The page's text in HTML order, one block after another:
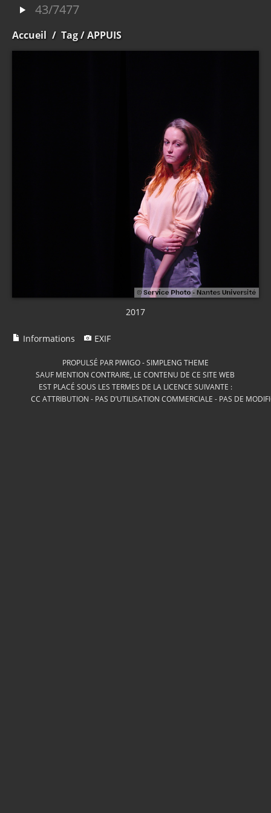
43/7477
Accueil / Tag/ APPUIS
2017
Informations EXIF
PROPULSÉ PAR PIWIGO-SIMPLENG THEME
SAUF MENTION CONTRAIRE, LE CONTENU DE CE SITE WEB
EST PLACÉ SOUS LES TERMES DE LA LICENCE SUIVANTE :
CC ATTRIBUTION - PAS D’UTILISATION COMMERCIALE - PAS DE